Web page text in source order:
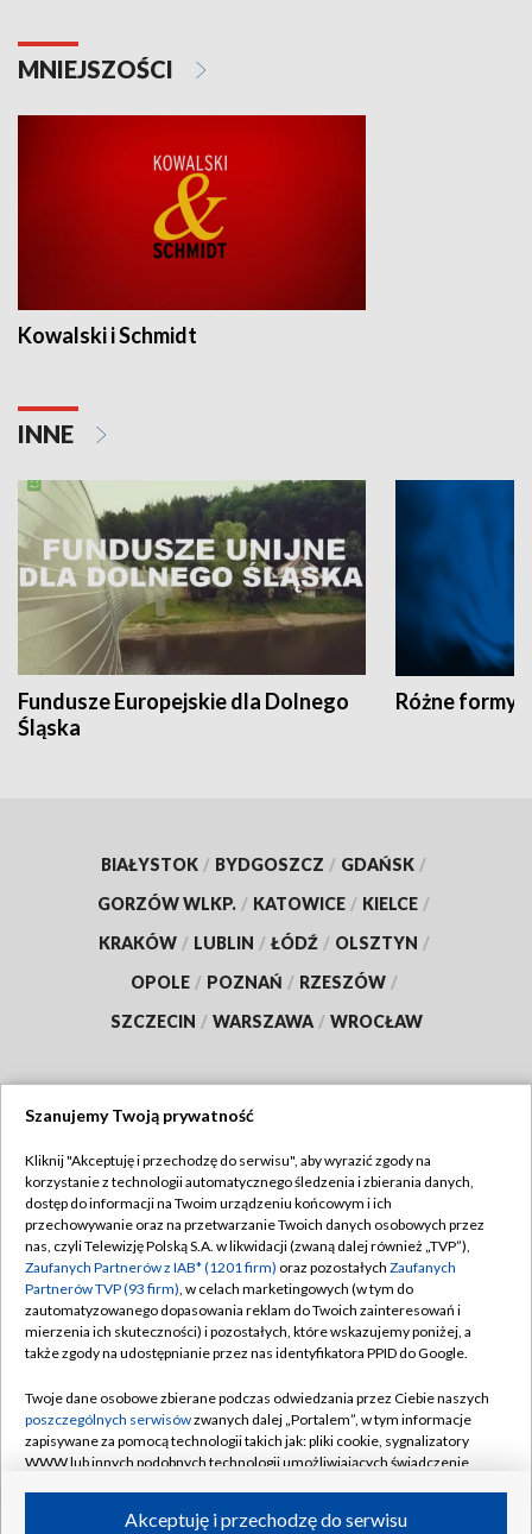
MNIEJSZOŚCI
Kowalski i Schmidt
INNE
Fundusze Europejskie dla Dolnego
Śląska
Różne formy
BIAŁYSTOK / BYDGOSZCZ / GDAŃSK /
GORZÓW WLKP. / KATOWICE / KIELCE /
KRAKÓW / LUBLIN / ŁÓDŹ / OLSZTYN /
OPOLE / POZNAŃ / RZESZÓW /
SZCZECIN / WARSZAWA / WROCŁAW
TVP
Abonament TVP
Emisja w TVP
Centrum informacji TVP
Naziemna Telewizja Cyfrowa
Rada Programowa
System NOS
Informacje o nadawcy
Regulamin TVP
Polityka prywatności
Moje zgody
Pomoc
Kontakt
Kanały
Szanujemy Twoją prywatność
Kliknij "Akceptuję i przechodzę do serwisu", aby wyrazić zgody na
korzystanie z technologii automatycznego śledzenia i zbierania danych,
dostęp do informacji na Twoim urządzeniu końcowym i ich
przechowywanie oraz na przetwarzanie Twoich danych osobowych przez
nas, czyli Telewizję Polską S.A. w likwidacji (zwaną dalej również „TVP”),
Zaufanych Partnerów z IAB* (1201 firm) oraz pozostałych Zaufanych
Partnerów TVP (93 firm), w celach marketingowych (w tym do
zautomatyzowanego dopasowania reklam do Twoich zainteresowań i
mierzenia ich skuteczności) i pozostałych, które wskazujemy poniżej, a
także zgody na udostępnianie przez nas identyfikatora PPID do Google.
Twoje dane osobowe zbierane podczas odwiedzania przez Ciebie naszych
poszczególnych serwisówzwanych dalej „Portalem”, w tym informacje
zapisywane za pomocą technologii takich jak: pliki cookie, sygnalizatory
WWW lub innych podobnych technologii umożliwiających świadczenie
ruchu w Internecie.Akceptuję i przechodzę do serwisu